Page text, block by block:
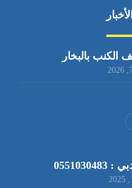
بالبخار